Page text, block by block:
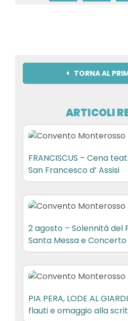
TORNA AL
ARTICOLI
FRANCISCUS – Cena
San Francesco d’ Assisi
2 agosto – Solennità del
Santa Messa e Concerto
PIA PERA, LODE AL
flauti e omaggio alla